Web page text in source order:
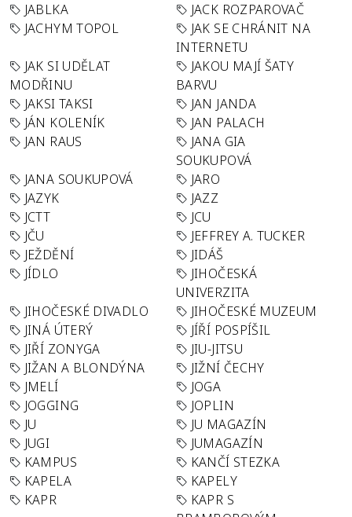
JABLKA
JACK ROZPAROVAČ
JACHYM TOPOL
JAK SE CHRÁNIT NA
INTERNETU
JAK SI UDĚLAT
MODŘINU
JAKOU MAJÍ ŠATY
BARVU
JAKSI TAKSI
JAN JANDA
JÁN KOLENÍK
JAN PALACH
JAN RAUS
JANA GIA
SOUKUPOVÁ
JANA SOUKUPOVÁ
JARO
JAZYK
JAZZ
JCTT
JCU
JČU
JEFFREY A. TUCKER
JEŽDĚNÍ
JIDÁŠ
JÍDLO
JIHOČESKÁ
UNIVERZITA
JIHOČESKÉ DIVADLO
JIHOČESKÉ MUZEUM
JINÁ ÚTERÝ
JÍŘÍ POSPÍŠIL
JIŘÍ ZONYGA
JIU-JITSU
JIŽAN A BLONDÝNA
JIŽNÍ ČECHY
JMELÍ
JOGA
JOGGING
JOPLIN
JU
JU MAGAZÍN
JUGI
JUMAGAZÍN
KAMPUS
KANČÍ STEZKA
KAPELA
KAPELY
KAPR
KAPR S